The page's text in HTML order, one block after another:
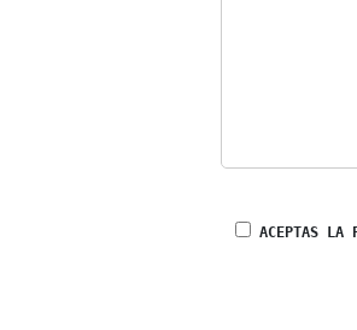
ACEPTAS LA